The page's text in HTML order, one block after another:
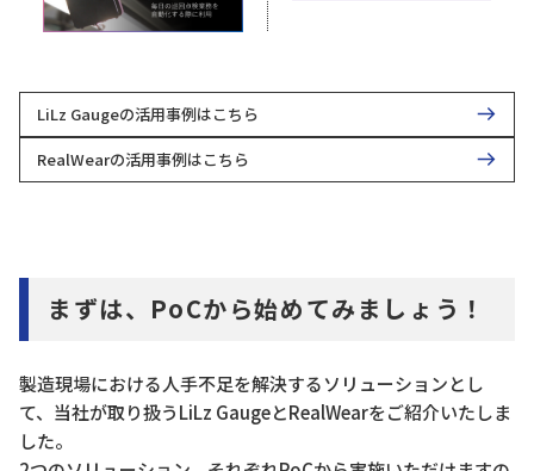
LiLz Gaugeの活用事例はこちら
RealWearの活用事例はこちら
まずは、PoCから始めてみましょう！
製造現場における人手不足を解決するソリューションとし
て、当社が取り扱うLiLz GaugeとRealWearをご紹介いたしま
した。